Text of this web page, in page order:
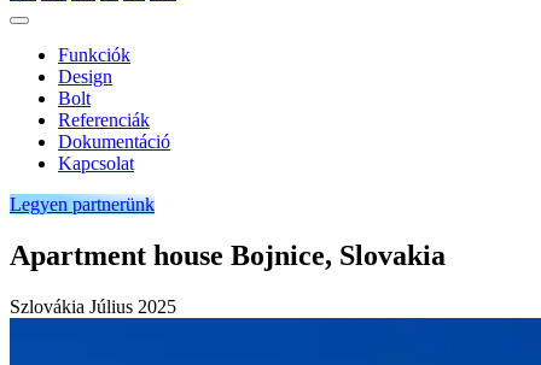
Funkciók
Design
Bolt
Referenciák
Dokumentáció
Kapcsolat
Legyen partnerünk
Apartment house Bojnice, Slovakia
Szlovákia Július 2025